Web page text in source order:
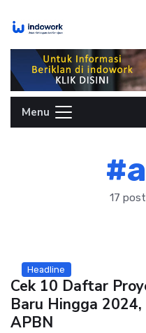
Menu
17
Headline
Cek 10 Daftar
Baru Hingga
APBN